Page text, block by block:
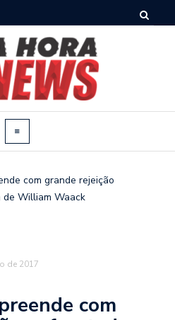
com grande rejeição
William Waack
de 2017
com